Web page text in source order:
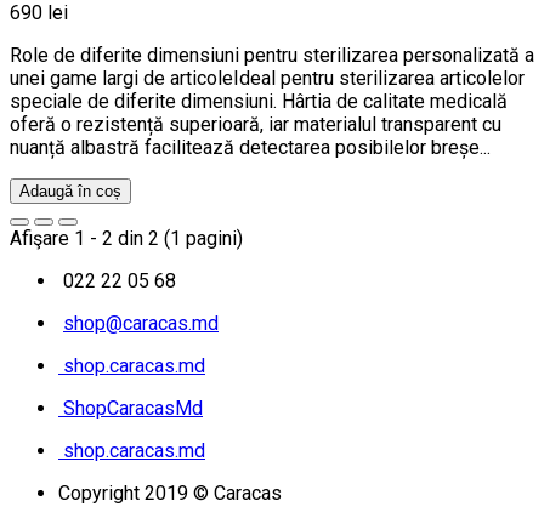
690 lei
Role de diferite dimensiuni pentru sterilizarea personalizată a
unei game largi de articoleIdeal pentru sterilizarea articolelor
speciale de diferite dimensiuni. Hârtia de calitate medicală
oferă o rezistență superioară, iar materialul transparent cu
nuanță albastră facilitează detectarea posibilelor breșe...
Adaugă în coș
Afişare 1 - 2 din 2 (1 pagini)
022 22 05 68
shop@caracas.md
shop.caracas.md
ShopCaracasMd
shop.caracas.md
Copyright 2019 © Caracas